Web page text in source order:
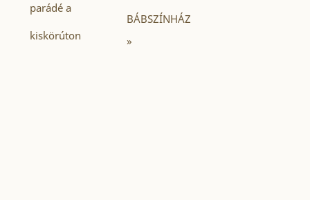
parádé a
kiskörúton
BÁBSZÍNHÁZ
»